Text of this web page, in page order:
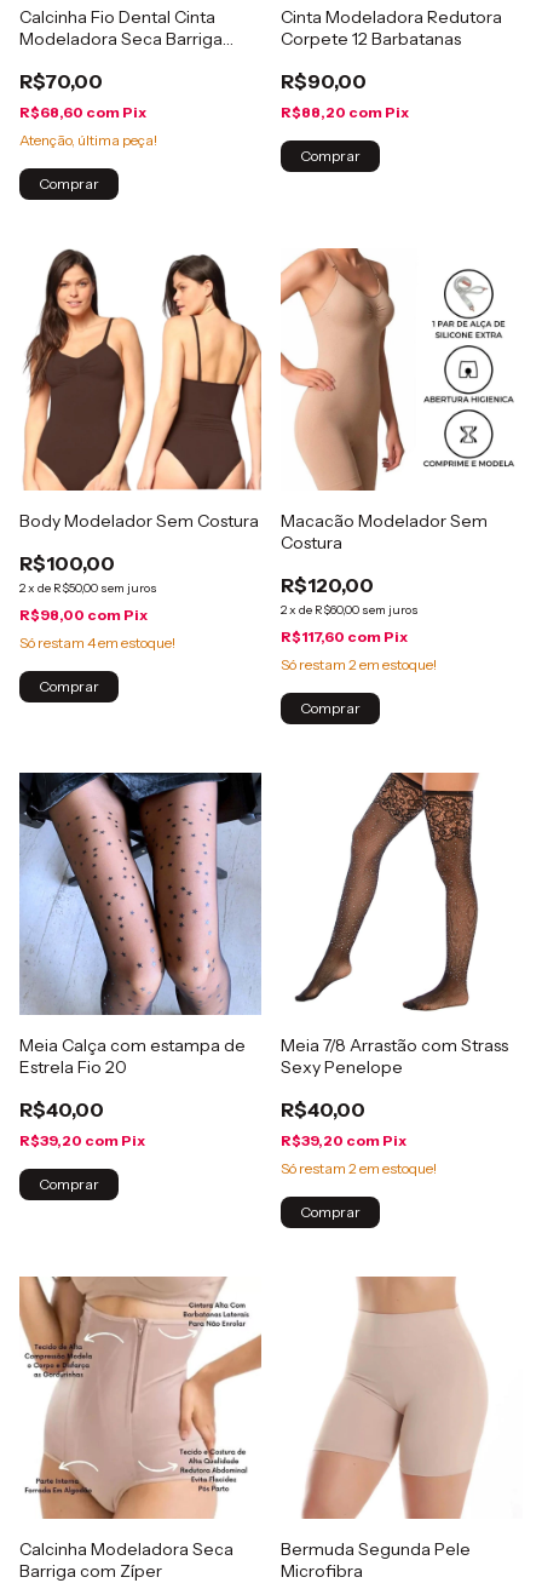
Calcinha Fio Dental Cinta
Modeladora Seca Barriga
R$70,00
R$68,60 com Pix
Atenção, última peça!
Comprar
Cinta Modeladora Redutora
Corpete 12 Barbatanas
R$90,00
R$88,20 com Pix
Comprar
Body Modelador Sem Costura
R$100,00
2x de R$50,00 sem juros
R$98,00 com Pix
Só restam 4em estoque!
Comprar
Macacão Modelador Sem
Costura
R$120,00
2x de R$60,00 sem juros
R$117,60 com Pix
Só restam 2em estoque!
Comprar
Meia Calça com estampa de
Estrela Fio 20
R$40,00
R$39,20 com Pix
Comprar
Meia 7/8 Arrastão com Strass
Sexy Penelope
R$40,00
R$39,20 com Pix
Só restam 2em estoque!
Comprar
Calcinha Modeladora Seca
Barriga com Zíper
Bermuda Segunda Pele
Microfibra